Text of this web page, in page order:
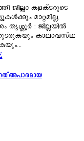
ജില്ലാ കളക്ടറുടെ
മാറ്റമില്ല,
കാലാവസ്ഥ
അപാരമായ